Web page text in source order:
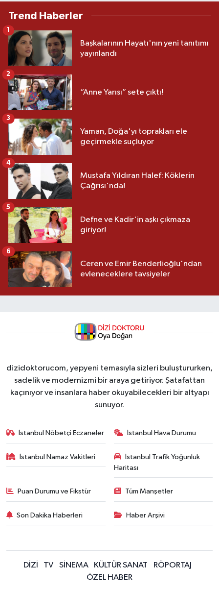
Trend Haberler
Başkalarının Hayatı'nın yeni tanıtımı
yayınlandı
“Anne Yarısı” sete çıktı!
2
Yaman, Doğa'yı toprakları ele
geçirmekle suçluyor
3
Mustafa Yıldıran Halef: Köklerin
Çağrısı'nda!
4
Defne ve Kadir'in aşkı çıkmaza
giriyor!
5
Ceren ve Emir Benderlioğlu'ndan
evleneceklere tavsiyeler
6
dizidoktorucom, yepyeni temasıyla sizleri buluştururken,
sadelik ve modernizmi bir araya getiriyor. Şatafattan
kaçınıyor ve insanlara haber okuyabilecekleri bir altyapı
sunuyor.
İstanbul Nöbetçi Eczaneler İstanbul Hava Durumu
İstanbul Namaz Vakitleri
İstanbul Trafik Yoğunluk
Haritası
Puan Durumu ve Fikstür Tüm Manşetler
Son Dakika Haberleri Haber Arşivi
DİZİ TV SİNEMA KÜLTÜR SANAT
RÖPORTAJ
ÖZEL HABER